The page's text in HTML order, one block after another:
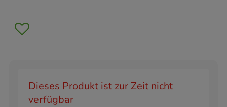
Dieses Produkt ist zur Zeit nicht
verfügbar